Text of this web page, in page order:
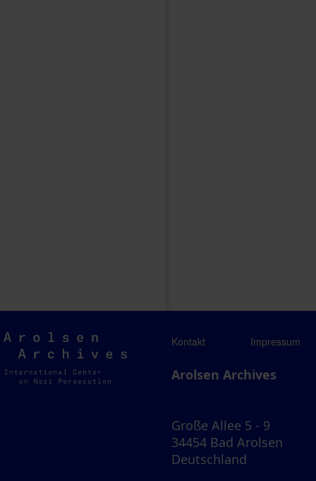
Arolsen
Archives
Kontakt Impressum
Arolsen Archives
Große Allee 5 - 9
34454 Bad Arolsen
Deutschland